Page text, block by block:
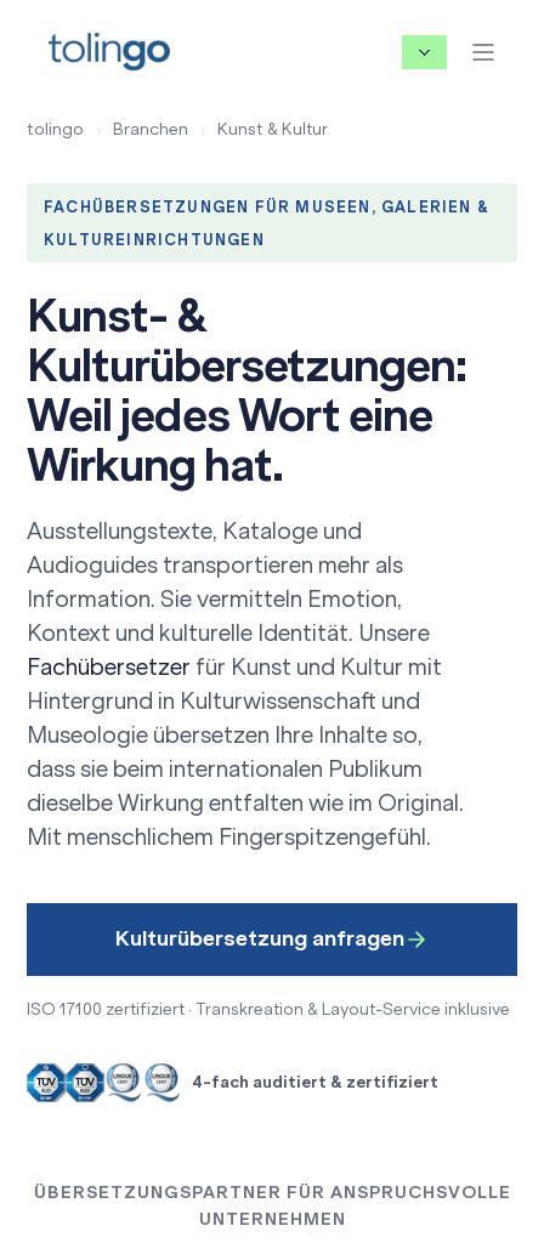
tolingo › Branchen › Kunst & Kultur
FACHÜBERSETZUNGEN FÜR MUSEEN, GALERIEN &
KULTUREINRICHTUNGEN
Kunst- &
Kulturübersetzungen:
Weil jedes Wort eine
Wirkung hat.
Ausstellungstexte, Kataloge und
Audioguides transportieren mehr als
Information. Sie vermitteln Emotion,
Kontext und kulturelle Identität. Unsere
Fachübersetzer für Kunst und Kultur mit
Hintergrund in Kulturwissenschaft und
Museologie übersetzen Ihre Inhalte so,
dass sie beim internationalen Publikum
dieselbe Wirkung entfalten wie im Original.
Mit menschlichem Fingerspitzengefühl.
Kulturübersetzung anfragen
ISO 17100 zertifiziert · Transkreation & Layout-Service inklusive
4-fach auditiert & zertifiziert
ÜBERSETZUNGSPARTNER FÜR ANSPRUCHSVOLLE
UNTERNEHMEN